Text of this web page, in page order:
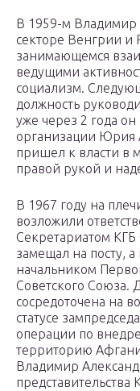
В 1959-м Владимир
секторе Венгрии
занимающемся
ведущими
социализм.
должность
уже через 2 года
организации Юрия
пришел к власти в
правой рукой и
В 1967 году на
возложили
Секретариатом
замещал на посту,
начальником
Советского Союза.
сосредоточена на
статусе
операции по
территорию
Владимир
представительства